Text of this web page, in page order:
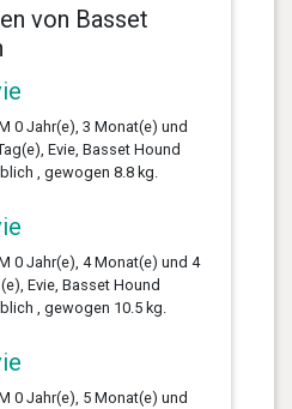
von Basset
0 Jahr(e), 3 Monat(e) und
Evie, Basset Hound
, gewogen 8.8 kg.
0 Jahr(e), 4 Monat(e) und 4
Evie, Basset Hound
, gewogen 10.5 kg.
0 Jahr(e), 5 Monat(e) und